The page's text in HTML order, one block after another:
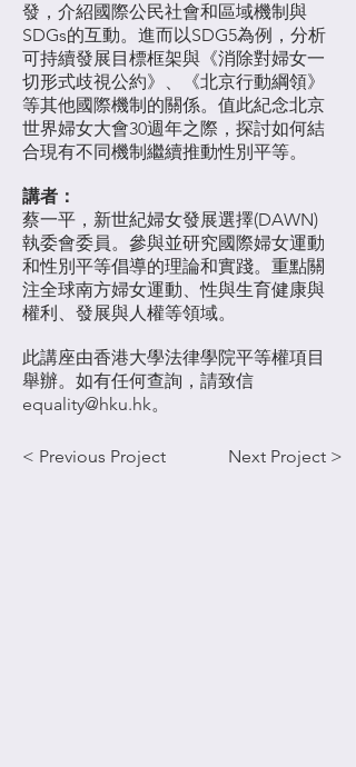
發，介紹國際公民社會和區域機制與
SDGs的互動。進而以SDG5為例，分析
可持續發展目標框架與《消除對婦女一
切形式歧視公約》、《北京行動綱領》
等其他國際機制的關係。值此紀念北京
世界婦女大會30週年之際，探討如何結
合現有不同機制繼續推動性別平等。
講者：
蔡一平，新世紀婦女發展選擇(DAWN)
執委會委員。參與並研究國際婦女運動
和性別平等倡導的理論和實踐。重點關
注全球南方婦女運動、性與生育健康與
權利、發展與人權等領域。
此講座由香港大學法律學院平等權項目
舉辦。如有任何查詢，請致信
equality@hku.hk。
< Previous Project Next Project >